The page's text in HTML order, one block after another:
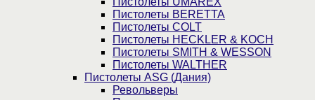
Пистолеты BERETTA
Пистолеты COLT
Пистолеты HECKLER & KOCH
Пистолеты SMITH & WESSON
Пистолеты WALTHER
Пистолеты ASG (Дания)
Револьверы